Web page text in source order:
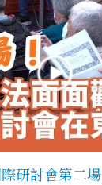
研討會第二場